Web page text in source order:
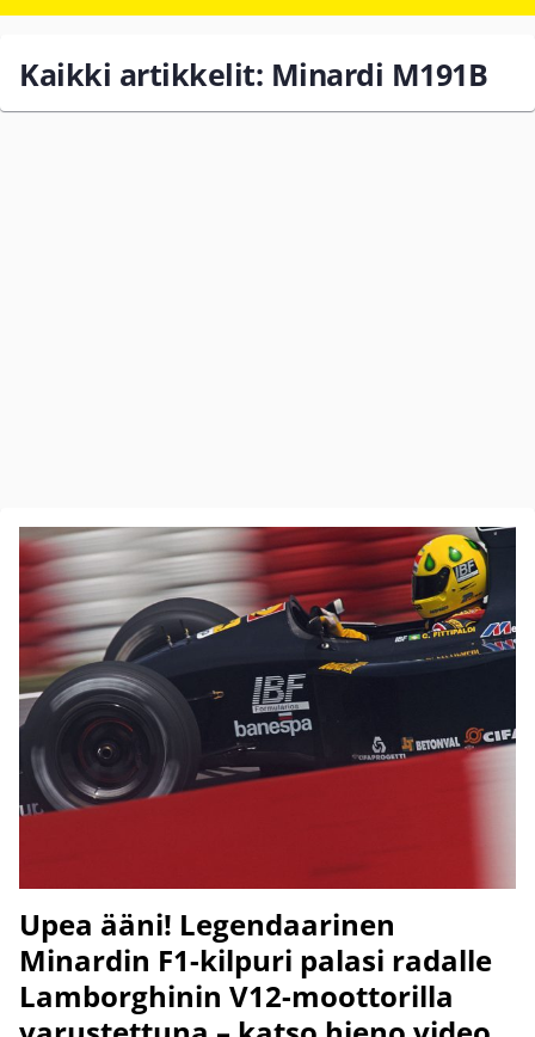
Kaikki artikkelit: Minardi M191B
Upea ääni! Legendaarinen
Minardin F1-kilpuri palasi radalle
Lamborghinin V12-moottorilla